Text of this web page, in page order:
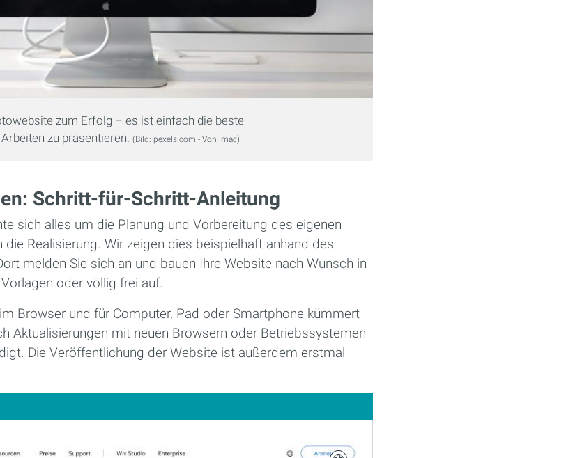
zum Erfolg – es ist einfach die beste
zu präsentieren. (Bild: pexels.com - Von Imac)
Schritt-für-Schritt-Anleitung
sich alles um die Planung und Vorbereitung des eigenen
Realisierung. Wir zeigen dies beispielhaft anhand des
melden Sie sich an und bauen Ihre Website nach Wunsch in
oder völlig frei auf.
Browser und für Computer, Pad oder Smartphone kümmert
Aktualisierungen mit neuen Browsern oder Betriebssystemen
Die Veröffentlichung der Website ist außerdem erstmal